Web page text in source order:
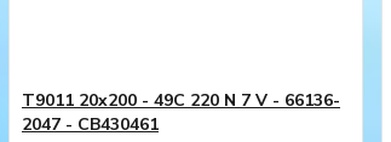
T9011 20x200 - 49C 220 N 7 V - 66136-
2047 - CB430461